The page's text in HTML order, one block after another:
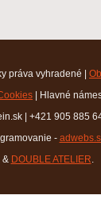
práva vyhradené |
| Hlavné
| +421 905 885
-
& DOUBLE ATELIER.